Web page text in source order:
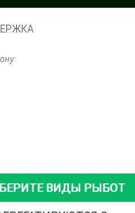
ВИДЫ РЫБОТ